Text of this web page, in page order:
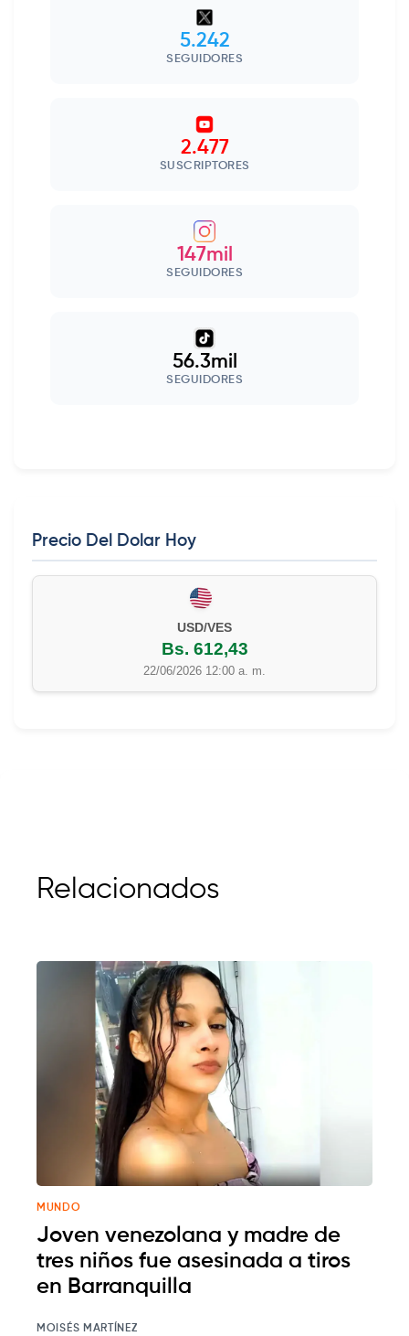
5.242
SEGUIDORES
2.477
SUSCRIPTORES
147mil
SEGUIDORES
56.3mil
SEGUIDORES
Precio Del Dolar Hoy
EUR/VES
Bs. 702,42
22/06/2026 12:00 a. m.
Relacionados
MUNDO
Joven venezolana y madre de
tres niños fue asesinada a tiros
en Barranquilla
MOISÉS MARTÍNEZ